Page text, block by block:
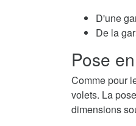
D'une
De la
Pose
Comme pour
volets. La
dimensions